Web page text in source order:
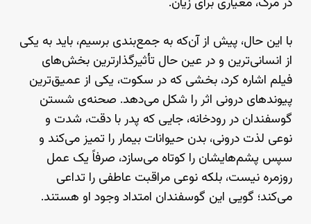
با این حال، پیش از آن‌که به جمع‌بندی برسیم، باید به یکی
از انسانی‌ترین و در عین حال تأثیرگذارترین بخش‌های
فیلم اشاره کرد، بخشی که در سکوت، یکی از عمیق‌ترین
پیوندهای درونی اثر را شکل می‌دهد. صحنه‌ی شستن
گوسفندان در رودخانه، جایی که پدر با دقت، شدت و
نوعی لذت درونی، بدن حیوانات بیمار را تمیز می‌کند و
سپس پشم‌هایشان را کوتاه می‌سازد، صرفاً یک عمل
روزمره نیست، بلکه نوعی مراقبت عاطفی را تداعی
می‌کند؛ گویی این گوسفندان امتداد وجود او هستند.